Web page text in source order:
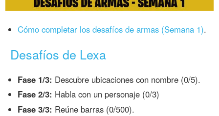
Cómo completar los desafíos de armas (Semana 1).
Desafíos de Lexa
Fase 1/3: Descubre ubicaciones con nombre (0/5).
Fase 2/3: Habla con un personaje (0/3)
Fase 3/3: Reúne barras (0/500).